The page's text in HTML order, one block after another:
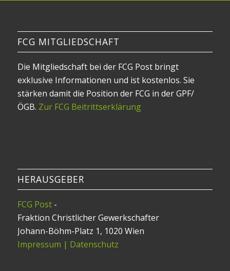
FCG MITGLIEDSCHAFT
Die Mitgliedschaft bei der FCG Post bringt
exklusive Informationen und ist kostenlos. Sie
stärken damit die Position der FCG in der GPF/
ÖGB. Zur FCG Beitrittserklärung
HERAUSGEBER
FCG Post-
Fraktion Christlicher Gewerkschafter
Johann-Böhm-Platz 1, 1020 Wien
Impressum | Datenschutz